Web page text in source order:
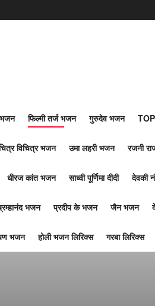
भजन फिल्मी तर्ज भजन गुरुदेव भजन
विचित्र भजन उमा लहरी भजन रजनी
धीरज कांत भजन साध्वी पूर्णिमा दीदी देवकी
भजन प्रदीप के भजन जैन भजन
भजन होली भजन लिरिक्स गरबा लिरिक्स